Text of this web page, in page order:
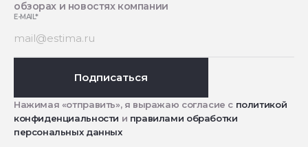
обзорах и новостях компании
E-MAIL*
Подписаться
Нажимая «отправить», я выражаю согласие с политикой
конфиденциальности и правилами обработки
персональных данных